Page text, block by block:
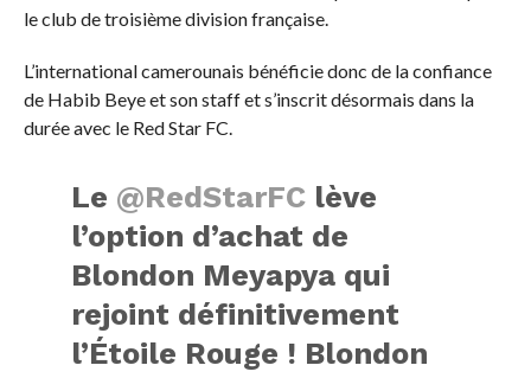
le club de troisième division française.
L’international camerounais bénéficie donc de la confiance
de Habib Beye et son staff et s’inscrit désormais dans la
durée avec le Red Star FC.
Le @RedStarFC lève
l’option d’achat de
Blondon Meyapya qui
rejoint définitivement
l’Étoile Rouge ! Blondon